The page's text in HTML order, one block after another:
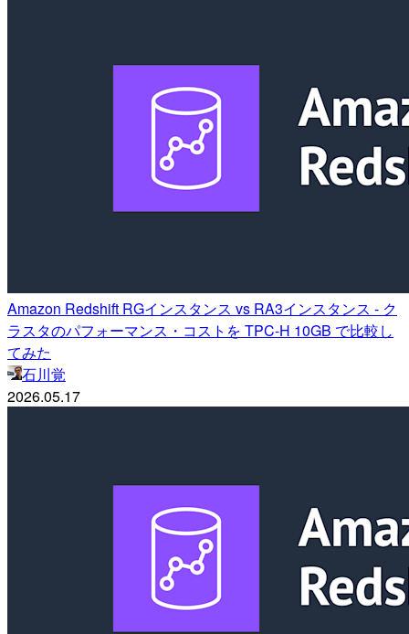
Amazon Redshift RGインスタンス vs RA3インスタンス - ク
ラスタのパフォーマンス・コストを TPC-H 10GB で比較し
てみた
石川覚
2026.05.17